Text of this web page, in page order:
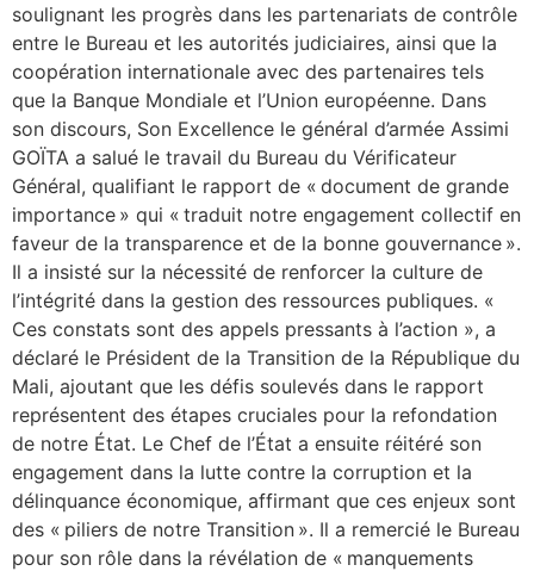
soulignant les progrès dans les partenariats de contrôle
entre le Bureau et les autorités judiciaires, ainsi que la
coopération internationale avec des partenaires tels
que la Banque Mondiale et l’Union européenne. Dans
son discours, Son Excellence le général d’armée Assimi
GOÏTA a salué le travail du Bureau du Vérificateur
Général, qualifiant le rapport de « document de grande
importance » qui « traduit notre engagement collectif en
faveur de la transparence et de la bonne gouvernance ».
Il a insisté sur la nécessité de renforcer la culture de
l’intégrité dans la gestion des ressources publiques. «
Ces constats sont des appels pressants à l’action », a
déclaré le Président de la Transition de la République du
Mali, ajoutant que les défis soulevés dans le rapport
représentent des étapes cruciales pour la refondation
de notre État. Le Chef de l’État a ensuite réitéré son
engagement dans la lutte contre la corruption et la
délinquance économique, affirmant que ces enjeux sont
des « piliers de notre Transition ». Il a remercié le Bureau
pour son rôle dans la révélation de « manquements